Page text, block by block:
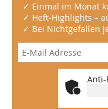
✓ Einmal im Monat
✓ Heft-Highlights –
✓ Bei Nichtgefallen
Anti-